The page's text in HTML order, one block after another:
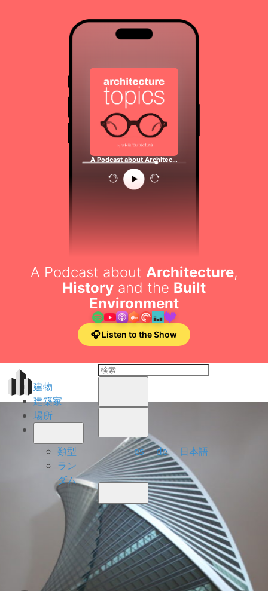
A Podcast about Architec…
A Podcast about Architecture,
History and the Built
Environment
🎧 Listen to the Show
建物
建築家
場所
類型
ラン
ダム
es de 日本語